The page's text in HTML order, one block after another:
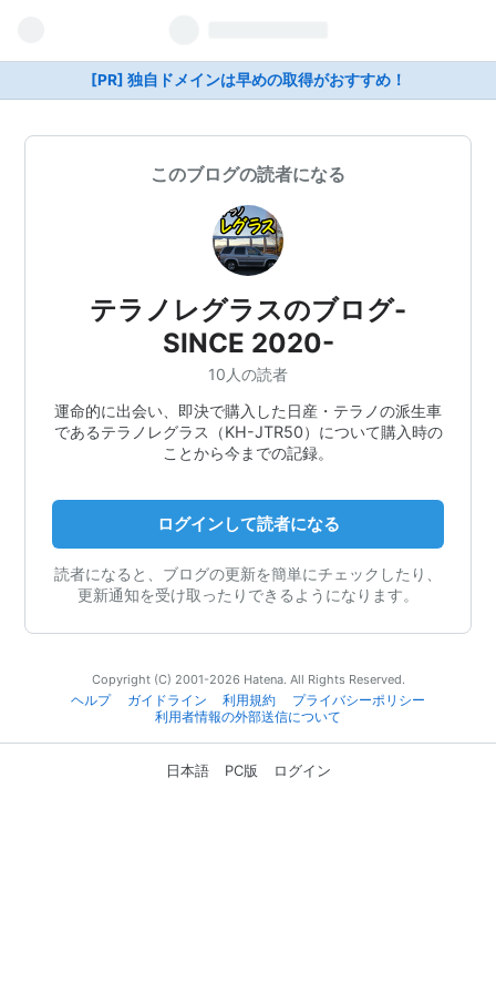
[PR] 独自ドメインは早めの取得がおすすめ！
このブログの読者になる
テラノレグラスのブログ-
SINCE 2020-
10人の読者
運命的に出会い、即決で購入した日産・テラノの派生車
であるテラノレグラス（KH-JTR50）について購入時の
ことから今までの記録。
ログインして読者になる
読者になると、ブログの更新を簡単にチェックしたり、
更新通知を受け取ったりできるようになります。
Copyright (C) 2001-2026 Hatena. All Rights Reserved.
ヘルプ
ガイドライン 利用規約
プライバシーポリシー
利用者情報の外部送信について
日本語 PC版 ログイン